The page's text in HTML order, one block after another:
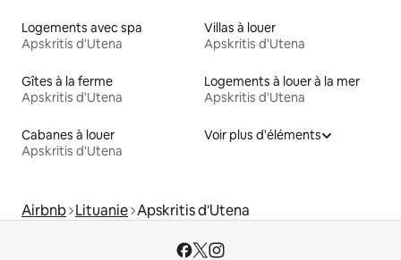
Logements avec spa
Apskritis d'Utena
Villas à louer
Apskritis d'Utena
Gîtes à la ferme
Apskritis d'Utena
Logements à louer à la mer
Apskritis d'Utena
Cabanes à louer
Apskritis d'Utena
Voir plus d'éléments
Airbnb Lituanie Apskritis d'Utena